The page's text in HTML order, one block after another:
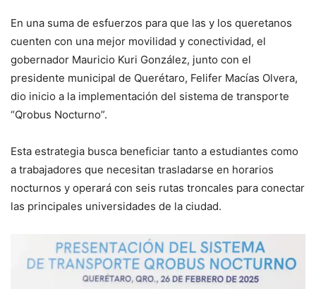
En una suma de esfuerzos para que las y los queretanos
cuenten con una mejor movilidad y conectividad, el
gobernador Mauricio Kuri González, junto con el
presidente municipal de Querétaro, Felifer Macías Olvera,
dio inicio a la implementación del sistema de transporte
“Qrobus Nocturno”.
Esta estrategia busca beneficiar tanto a estudiantes como
a trabajadores que necesitan trasladarse en horarios
nocturnos y operará con seis rutas troncales para conectar
las principales universidades de la ciudad.